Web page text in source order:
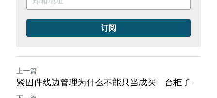
订阅
上一篇
紧固件线边管理为什么不能只当成买一台柜子